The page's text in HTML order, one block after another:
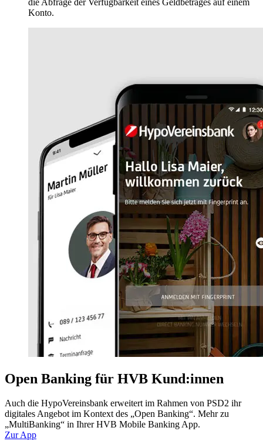
Konto.
Open Banking für HVB Kund:innen
Auch die HypoVereinsbank erweitert im Rahmen von PSD2 ihr
digitales Angebot im Kontext des „Open Banking“. Mehr zu
„MultiBanking“ in Ihrer HVB Mobile Banking App.
Zur App